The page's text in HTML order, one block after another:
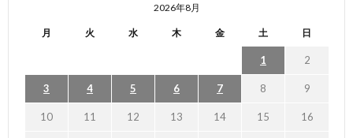
2026年8月
月 火 水 木 金 土 日
1 2
3 4 5 6 7 8 9
10 11 12 13 14 15 16